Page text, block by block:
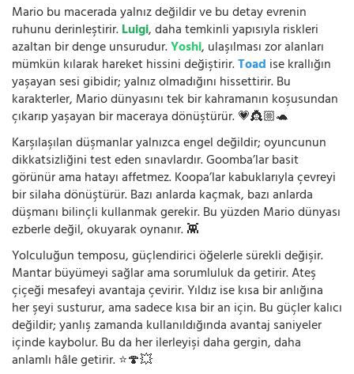
Mario bu macerada yalnız değildir ve bu detay evrenin
ruhunu derinleştirir.Luigi, daha temkinli yapısıyla riskleri
azaltan bir denge unsurudur.Yoshi, ulaşılması zor alanları
mümkün kılarak hareket hissini değiştirir.Toad ise krallığın
yaşayan sesi gibidir; yalnız olmadığını hissettirir. Bu
karakterler, Mario dünyasını tek bir kahramanın koşusundan
çıkarıp yaşayan bir maceraya dönüştürür. 💗👸🏼🐢
Karşılaşılan düşmanlar yalnızca engel değildir; oyuncunun
dikkatsizliğini test eden sınavlardır. Goomba’lar basit
görünür ama hatayı affetmez. Koopa’lar kabuklarıyla çevreyi
bir silaha dönüştürür. Bazı anlarda kaçmak, bazı anlarda
düşmanı bilinçli kullanmak gerekir. Bu yüzden Mario dünyası
ezberle değil, okuyarak oynanır. 👾
Yolculuğun temposu, güçlendirici öğelerle sürekli değişir.
Mantar büyümeyi sağlar ama sorumluluk da getirir. Ateş
çiçeği mesafeyi avantaja çevirir. Yıldız ise kısa bir anlığına
her şeyi susturur, ama sadece kısa bir an için. Bu güçler kalıcı
değildir; yanlış zamanda kullanıldığında avantaj saniyeler
içinde kaybolur. Bu da her ilerleyişi daha gergin, daha
anlamlı hâle getirir. ⭐🍄💥